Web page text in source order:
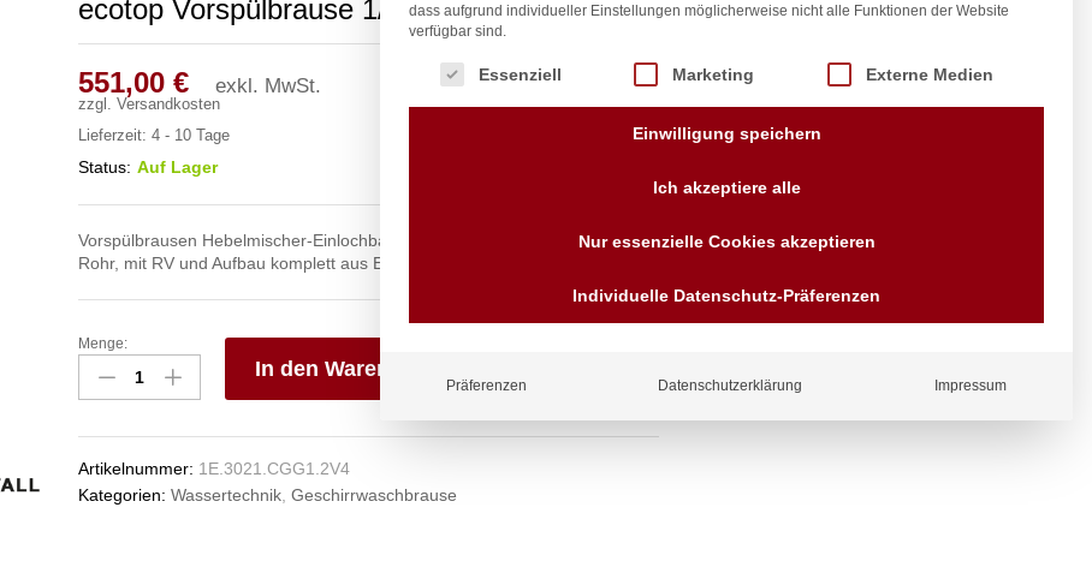
ecotop Vorspülbrause 1/2″
551,00 € exkl. MwSt.
zzgl. Versandkosten
Lieferzeit: 4 - 10 Tage
Status: Auf Lager
Vorspülbrausen Hebelmischer-Einlochbatterie 1/2″ mit Auslaufventil am
Rohr, mit RV und Aufbau komplett aus Edelstahl
ecotop
Vorspülbrause
1/2"
Menge:
In den Warenkorb
Artikelnummer: 1E.3021.CGG1.2V4
Kategorien: Wassertechnik, Geschirrwaschbrause
inkl. / exkl. MwSt.
Anfragen
Wir sind seit über 40 Jahren
für Sie da
Vorrauskasse Paypal,
Kreditkarte, Direkt
dass aufgrund individueller Einstellungen möglicherweise nicht alle Funktionen der Website
verfügbar sind.
Es folgt eine Liste der Service-Gruppen, für die eine Einwilligung erteilt werden kann.
Essenziell Marketing Externe Medien
Einwilligung speichern
Ich akzeptiere alle
Nur essenzielle Cookies akzeptieren
Individuelle Datenschutz-Präferenzen
Präferenzen Datenschutzerklärung Impressum